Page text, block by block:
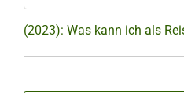
(2023): Was kann ich als